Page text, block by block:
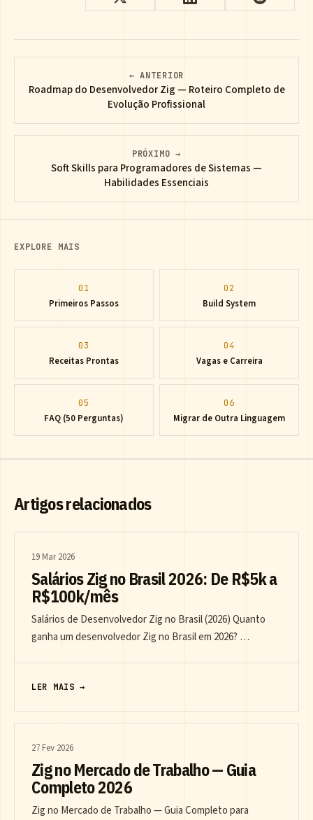
← ANTERIOR
Roadmap do Desenvolvedor Zig — Roteiro Completo de
Evolução Profissional
PRÓXIMO →
Soft Skills para Programadores de Sistemas —
Habilidades Essenciais
EXPLORE MAIS
01
Primeiros Passos
02
Build System
03
Receitas Prontas
04
Vagas e Carreira
05
FAQ (50 Perguntas)
06
Migrar de Outra Linguagem
Artigos relacionados
19 Mar 2026
Salários Zig no Brasil 2026: De R$5k a
R$100k/mês
Salários de Desenvolvedor Zig no Brasil (2026) Quanto
ganha um desenvolvedor Zig no Brasil em 2026? …
LER MAIS →
27 Fev 2026
Zig no Mercado de Trabalho — Guia
Completo 2026
Zig no Mercado de Trabalho — Guia Completo para